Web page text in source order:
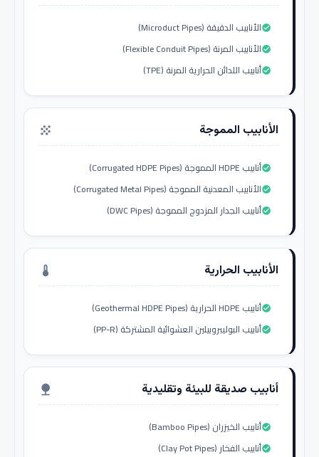
الأنابيب الدقيقة (Microduct Pipes)check_circle
الأنابيب المرنة (Flexible Conduit Pipes)check_circle
أنابيب اللدائن الحرارية المرنة (TPE)check_circle
الأنابيب المموجة grain
أنابيب HDPE المموجة (Corrugated HDPE Pipes)check_circle
الأنابيب المعدنية المموجة (Corrugated Metal Pipes)check_circle
أنابيب الجدار المزدوج المموجة (DWC Pipes)check_circle
الأنابيب الحرارية thermostat
أنابيب HDPE الحرارية (Geothermal HDPE Pipes)check_circle
أنابيب البوليبروبيلين العشوائية المشتركة (PP-R)check_circle
أنابيب صديقة للبيئة وتقليدية nature
أنابيب الخيزران (Bamboo Pipes)check_circle
أنابيب الفخار (Clay Pot Pipes)check_circle